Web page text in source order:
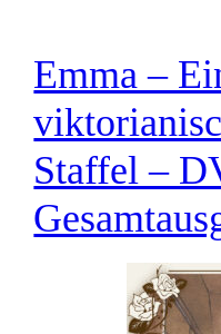
Emma –
Staffel –